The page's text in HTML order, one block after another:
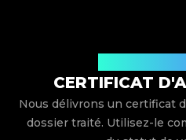
CERTIFICAT
Nous délivrons un certificat
dossier traité. Utilisez-le